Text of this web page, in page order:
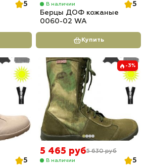
5
В наличии
5
Берцы ДОФ кожаные
0060-02 WA
Купить
5
-3%
5 465 руб5 630 руб
В наличии
5